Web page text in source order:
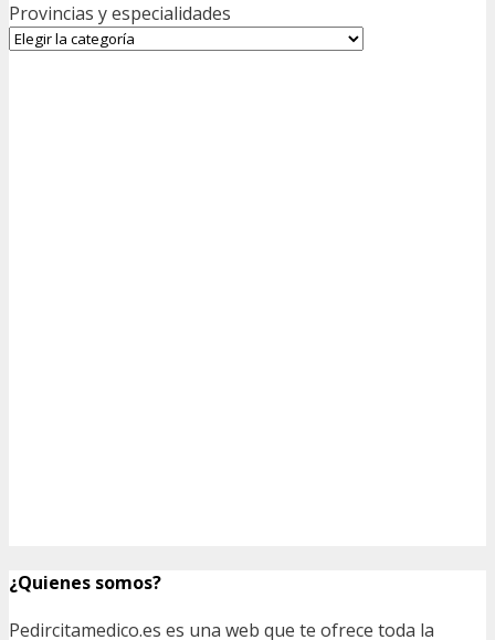
Provincias y especialidades
¿Quienes somos?
Pedircitamedico.es es una web que te ofrece toda la